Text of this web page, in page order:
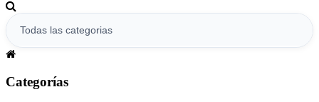
Categorías